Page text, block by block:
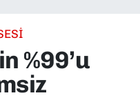
%99’u
ve Fikstür